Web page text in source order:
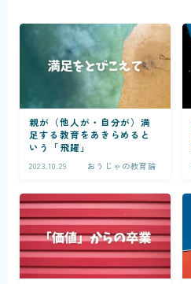
親が（他人が・自分が）満
足する教育をあきらめると
いう「飛躍」
2023.10.29 おうじゃの教育論